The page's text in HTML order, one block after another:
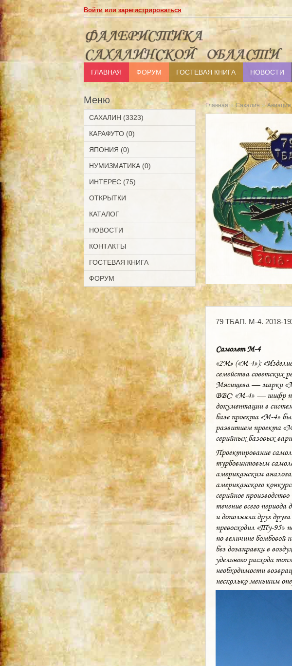
Войти илизарегистрироваться
ГЛАВНАЯ ФОРУМ ГОСТЕВАЯ КНИГА НОВОСТИ
Меню
САХАЛИН (3323)
КАРАФУТО (0)
ЯПОНИЯ (0)
НУМИЗМАТИКА (0)
ИНТЕРЕС (75)
ОТКРЫТКИ
КАТАЛОГ
НОВОСТИ
КОНТАКТЫ
ГОСТЕВАЯ КНИГА
ФОРУМ
Главная » Сахалин »Авиация
79 ТБАП. М-4. 2018-
Самолет М-4
«2М» («М-4»);
семейства советских
Мясищева — марки
ВВС; «М-4» — шифр
документации в
базе проекта «М-4»
развитием проекта
серийных базовых
Проектирование
турбовинтовым
американским
американского
серийное
течение всего
и дополняли друг
превосходил «Ту-95»
по величине бомбовой
без дозаправки в
удельного расхода
необходимости
несколько меньшим